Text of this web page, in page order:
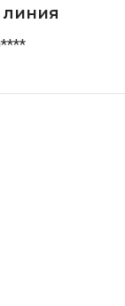
линия